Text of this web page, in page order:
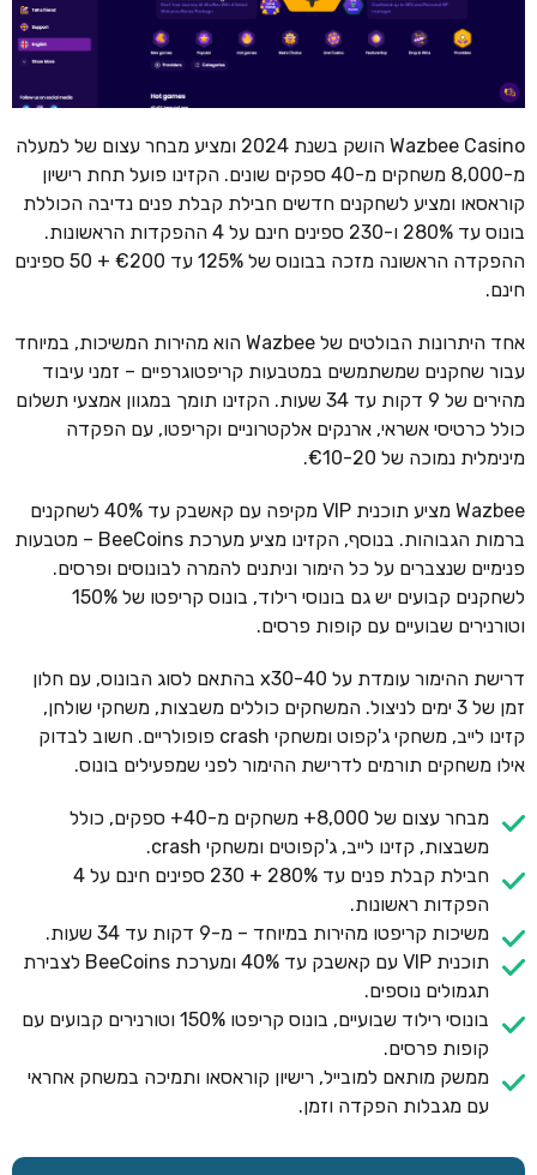
Wazbee Casino הושק בשנת 2024 ומציע מבחר עצום של למעלה
מ-8,000 משחקים מ-40 ספקים שונים. הקזינו פועל תחת רישיון
קוראסאו ומציע לשחקנים חדשים חבילת קבלת פנים נדיבה הכוללת
בונוס עד 280% ו-230 ספינים חינם על 4 ההפקדות הראשונות.
ההפקדה הראשונה מזכה בבונוס של 125% עד €200 + 50 ספינים
חינם.
אחד היתרונות הבולטים של Wazbee הוא מהירות המשיכות, במיוחד
עבור שחקנים שמשתמשים במטבעות קריפטוגרפיים – זמני עיבוד
מהירים של 9 דקות עד 34 שעות. הקזינו תומך במגוון אמצעי תשלום
כולל כרטיסי אשראי, ארנקים אלקטרוניים וקריפטו, עם הפקדה
מינימלית נמוכה של €10-20.
Wazbee מציע תוכנית VIP מקיפה עם קאשבק עד 40% לשחקנים
ברמות הגבוהות. בנוסף, הקזינו מציע מערכת BeeCoins – מטבעות
פנימיים שנצברים על כל הימור וניתנים להמרה לבונוסים ופרסים.
לשחקנים קבועים יש גם בונוסי רילוד, בונוס קריפטו של 150%
וטורנירים שבועיים עם קופות פרסים.
דרישת ההימור עומדת על x30-40 בהתאם לסוג הבונוס, עם חלון
זמן של 3 ימים לניצול. המשחקים כוללים משבצות, משחקי שולחן,
קזינו לייב, משחקי ג'קפוט ומשחקי crash פופולריים. חשוב לבדוק
אילו משחקים תורמים לדרישת ההימור לפני שמפעילים בונוס.
מבחר עצום של 8,000+ משחקים מ-40+ ספקים, כולל
משבצות, קזינו לייב, ג'קפוטים ומשחקי crash.
חבילת קבלת פנים עד 280% + 230 ספינים חינם על 4
הפקדות ראשונות.
משיכות קריפטו מהירות במיוחד – מ-9 דקות עד 34 שעות.
תוכנית VIP עם קאשבק עד 40% ומערכת BeeCoins לצבירת
תגמולים נוספים.
בונוסי רילוד שבועיים, בונוס קריפטו 150% וטורנירים קבועים עם
קופות פרסים.
ממשק מותאם למובייל, רישיון קוראסאו ותמיכה במשחק אחראי
עם מגבלות הפקדה וזמן.